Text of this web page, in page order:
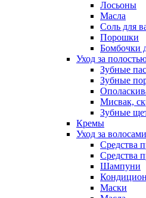
Лосьоны
Масла
Соль для
Порошки
Бомбочки
Уход за
Зубные
Зубные
Мисвак,
Зубные
Кремы
Уход за волосами
Средства
Средства
Шампуни
Маски